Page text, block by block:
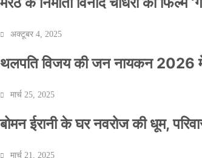
अक्टूबर 4, 2025
थलपति विजय की जन नायकन 2026
मार्च 25, 2025
बोमन ईरानी के घर नवरोज की धूम,
मार्च 21, 2025